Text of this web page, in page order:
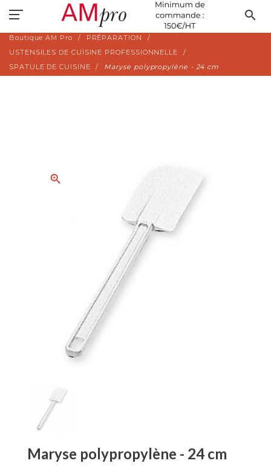
search
Boutique AM Pro
PRÉPARATION
USTENSILES DE CUISINE PROFESSIONNELLE
SPATULE DE CUISINE
Maryse polypropylène - 24 cm
zoom_in
Maryse polypropylène - 24 cm